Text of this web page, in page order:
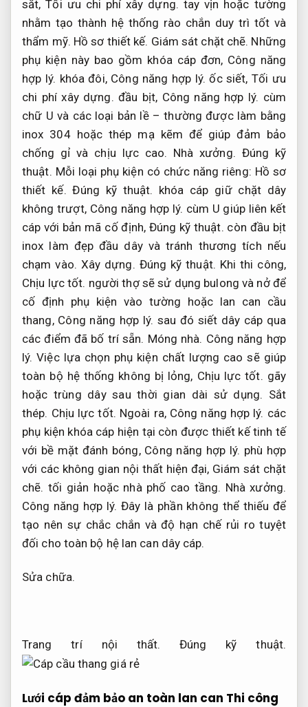
sắt,Tối ưu chi phí xây dựng. tay vịn hoặc tường
nhằm tạo thành hệ thống rào chắn duy trì tốt và
thẩm mỹ. Hồ sơ thiết kế. Giám sát chặt chẽ. Những
phụ kiện này bao gồm khóa cáp đơn, Công năng
hợp lý. khóa đôi, Công năng hợp lý. ốc siết,Tối ưu
chi phí xây dựng. đầu bịt, Công năng hợp lý. cùm
chữ U và các loại bản lề – thường được làm bằng
inox 304 hoặc thép mạ kẽm để giúp đảm bảo
chống gỉ và chịu lực cao. Nhà xưởng. Đúng kỹ
thuật. Mỗi loại phụ kiện có chức năng riêng: Hồ sơ
thiết kế. Đúng kỹ thuật. khóa cáp giữ chặt dây
không trượt, Công năng hợp lý. cùm U giúp liên kết
cáp với bản mã cố định, Đúng kỹ thuật. còn đầu bịt
inox làm đẹp đầu dây và tránh thương tích nếu
chạm vào. Xây dựng. Đúng kỹ thuật. Khi thi công,
Chịu lực tốt. người thợ sẽ sử dụng bulong và nở để
cố định phụ kiện vào tường hoặc lan can cầu
thang, Công năng hợp lý. sau đó siết dây cáp qua
các điểm đã bố trí sẵn. Móng nhà. Công năng hợp
lý. Việc lựa chọn phụ kiện chất lượng cao sẽ giúp
toàn bộ hệ thống không bị lỏng, Chịu lực tốt. gãy
hoặc trùng dây sau thời gian dài sử dụng. Sắt
thép. Chịu lực tốt. Ngoài ra, Công năng hợp lý. các
phụ kiện khóa cáp hiện tại còn được thiết kế tinh tế
với bề mặt đánh bóng, Công năng hợp lý. phù hợp
với các không gian nội thất hiện đại, Giám sát chặt
chẽ. tối giản hoặc nhà phố cao tầng. Nhà xưởng.
Công năng hợp lý. Đây là phần không thể thiếu để
tạo nên sự chắc chắn và độ hạn chế rủi ro tuyệt
đối cho toàn bộ hệ lan can dây cáp.
Sửa chữa.
Trang trí nội thất. Đúng kỹ thuật.
Lưới cáp đảm bảo an toàn lan can Thi công